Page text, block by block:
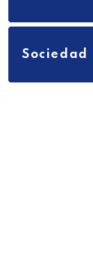
Sociedad